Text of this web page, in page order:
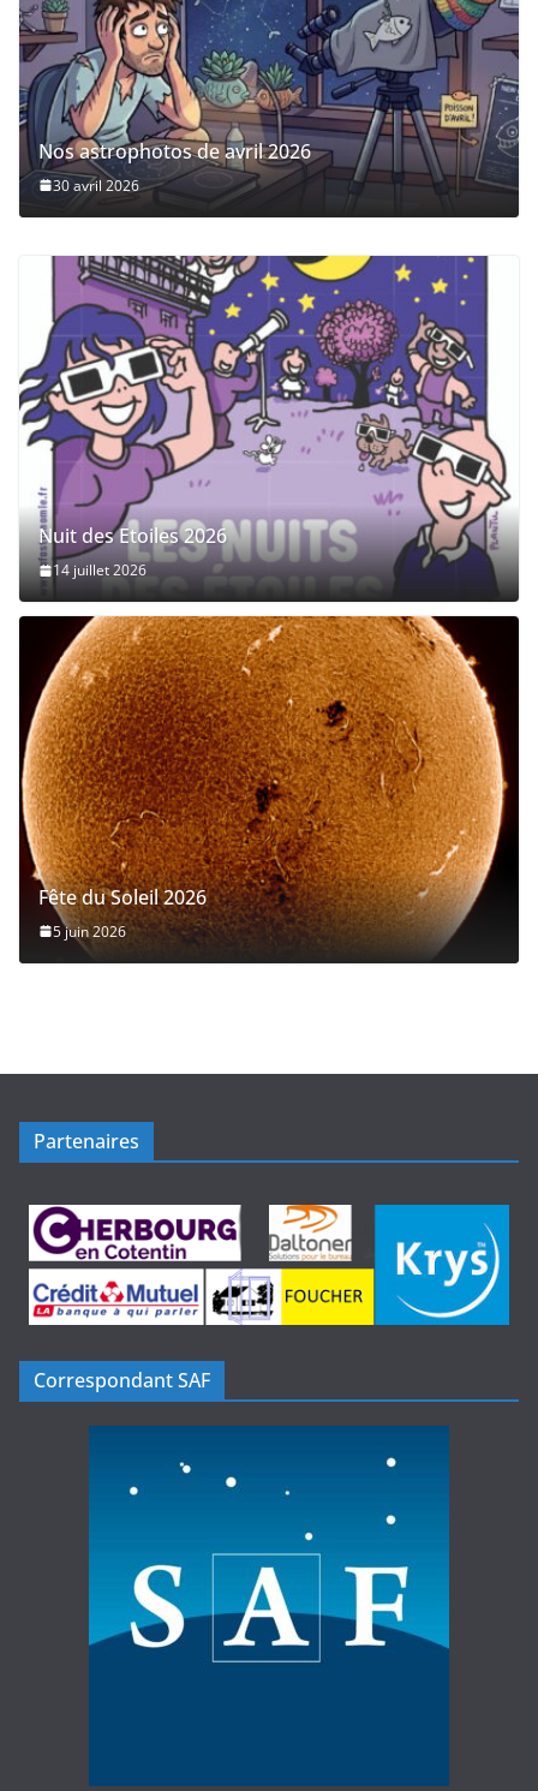
Nos astrophotos de avril 2026
30 avril 2026
Nuit des Etoiles 2026
14 juillet 2026
Fête du Soleil 2026
5 juin 2026
Partenaires
Correspondant SAF